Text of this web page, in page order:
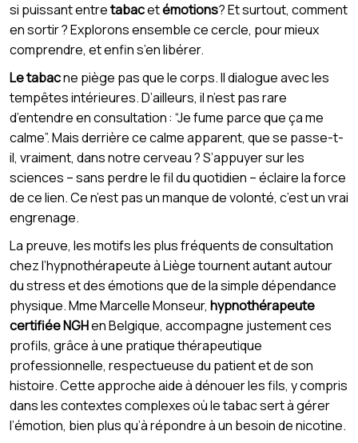
si puissant entretabacetémotions? Et surtout, comment
en sortir ? Explorons ensemble ce cercle, pour mieux
comprendre, et enfin s’en libérer.
Le tabacne piège pas que le corps. Il dialogue avec les
tempêtes intérieures. D’ailleurs, il n’est pas rare
d’entendre en consultation : “Je fume parce que ça me
calme”. Mais derrière ce calme apparent, que se passe-t-
il, vraiment, dans notre cerveau ? S’appuyer sur les
sciences – sans perdre le fil du quotidien – éclaire la force
de ce lien. Ce n’est pas un manque de volonté, c’est un vrai
engrenage.
La preuve, les motifs les plus fréquents de consultation
chez l’hypnothérapeute à Liège tournent autant autour
du stress et des émotions que de la simple dépendance
physique. Mme Marcelle Monseur, hypnothérapeute
certifiée NGHen Belgique, accompagne justement ces
profils, grâce à une pratique thérapeutique
professionnelle, respectueuse du patient et de son
histoire. Cette approche aide à dénouer les fils, y compris
dans les contextes complexes où le tabac sert à gérer
l’émotion, bien plus qu’à répondre à un besoin de nicotine.